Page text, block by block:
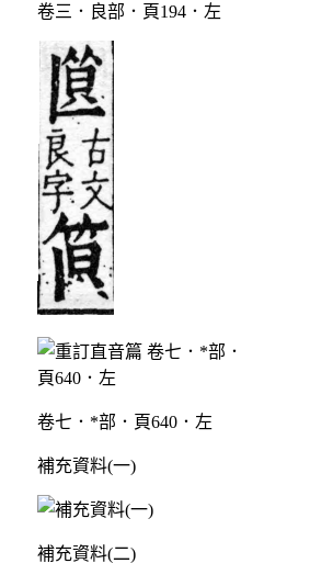
卷三．良部．頁194．左
卷七．*部．頁640．左
補充資料(一)
補充資料(二)